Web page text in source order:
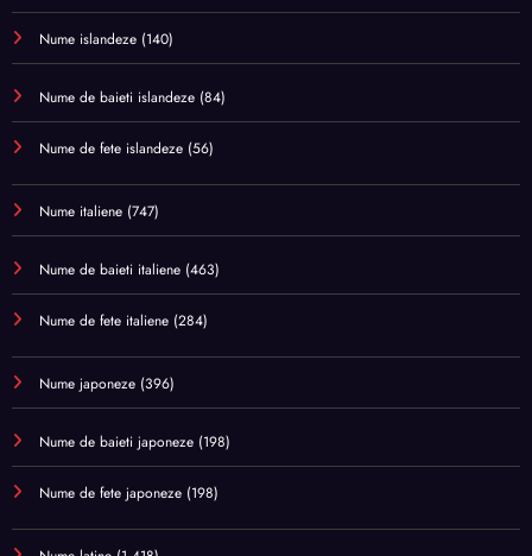
Nume islandeze (140)
Nume de baieti islandeze (84)
Nume de fete islandeze (56)
Nume italiene (747)
Nume de baieti italiene (463)
Nume de fete italiene (284)
Nume japoneze (396)
Nume de baieti japoneze (198)
Nume de fete japoneze (198)